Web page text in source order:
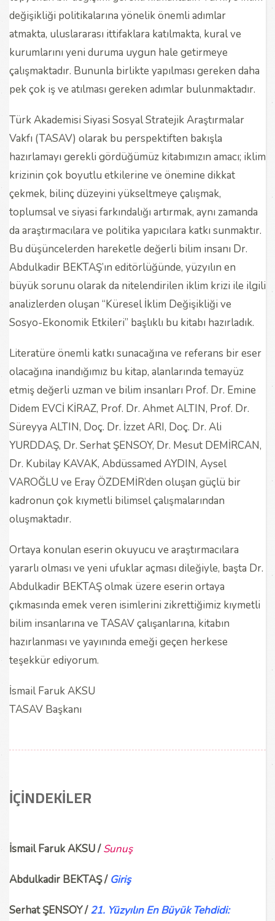
değişikliği politikalarına yönelik önemli adımlar
atmakta, uluslararası ittifaklara katılmakta, kural ve
kurumlarını yeni duruma uygun hale getirmeye
çalışmaktadır. Bununla birlikte yapılması gereken daha
pek çok iş ve atılması gereken adımlar bulunmaktadır.
Türk Akademisi Siyasi Sosyal Stratejik Araştırmalar
Vakfı (TASAV) olarak bu perspektiften bakışla
hazırlamayı gerekli gördüğümüz kitabımızın amacı; iklim
krizinin çok boyutlu etkilerine ve önemine dikkat
çekmek, bilinç düzeyini yükseltmeye çalışmak,
toplumsal ve siyasi farkındalığı artırmak, aynı zamanda
da araştırmacılara ve politika yapıcılara katkı sunmaktır.
Bu düşüncelerden hareketle değerli bilim insanı Dr.
Abdulkadir BEKTAŞ’ın editörlüğünde, yüzyılın en
büyük sorunu olarak da nitelendirilen iklim krizi ile ilgili
analizlerden oluşan “Küresel İklim Değişikliği ve
Sosyo-Ekonomik Etkileri” başlıklı bu kitabı hazırladık.
Literatüre önemli katkı sunacağına ve referans bir eser
olacağına inandığımız bu kitap, alanlarında temayüz
etmiş değerli uzman ve bilim insanları Prof. Dr. Emine
Didem EVCİ KİRAZ, Prof. Dr. Ahmet ALTIN, Prof. Dr.
Süreyya ALTIN, Doç. Dr. İzzet ARI, Doç. Dr. Ali
YURDDAŞ, Dr. Serhat ŞENSOY, Dr. Mesut DEMİRCAN,
Dr. Kubilay KAVAK, Abdüssamed AYDIN, Aysel
VAROĞLU ve Eray ÖZDEMİR’den oluşan güçlü bir
kadronun çok kıymetli bilimsel çalışmalarından
oluşmaktadır.
Ortaya konulan eserin okuyucu ve araştırmacılara
yararlı olması ve yeni ufuklar açması dileğiyle, başta Dr.
Abdulkadir BEKTAŞ olmak üzere eserin ortaya
çıkmasında emek veren isimlerini zikrettiğimiz kıymetli
bilim insanlarına ve TASAV çalışanlarına, kitabın
hazırlanması ve yayınında emeği geçen herkese
teşekkür ediyorum.
İsmail Faruk AKSU
TASAV Başkanı
İÇİNDEKİLER
İsmail Faruk AKSU /Sunuş
Abdulkadir BEKTAŞ / Giriş
Serhat ŞENSOY /21. Yüzyılın En Büyük Tehdidi: